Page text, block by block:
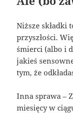
Niższe składki
przyszłości.
śmierci (albo i
jakieś
tym, że
Inna sprawa –
miesięcy w